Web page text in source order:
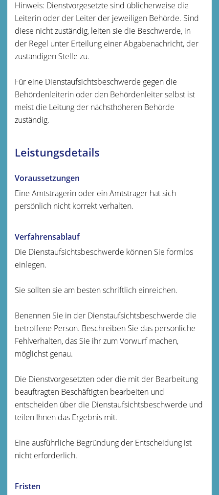
Hinweis: Dienstvorgesetzte sind üblicherweise die
Leiterin oder der Leiter der jeweiligen Behörde. Sind
diese nicht zuständig, leiten sie die Beschwerde, in
der Regel unter Erteilung einer Abgabenachricht, der
zuständigen Stelle zu.
Für eine Dienstaufsichtsbeschwerde gegen die
Behördenleiterin oder den Behördenleiter selbst ist
meist die Leitung der nächsthöheren Behörde
zuständig.
Leistungsdetails
Voraussetzungen
Eine Amtsträgerin oder ein Amtsträger hat sich
persönlich nicht korrekt verhalten.
Verfahrensablauf
Die Dienstaufsichtsbeschwerde können Sie formlos
einlegen.
Sie sollten sie am besten schriftlich einreichen.
Benennen Sie in der Dienstaufsichtsbeschwerde die
betroffene Person. Beschreiben Sie das persönliche
Fehlverhalten, das Sie ihr zum Vorwurf machen,
möglichst genau.
Die Dienstvorgesetzten oder die mit der Bearbeitung
beauftragten Beschäftigten bearbeiten und
entscheiden über die Dienstaufsichtsbeschwerde und
teilen Ihnen das Ergebnis mit.
Eine ausführliche Begründung der Entscheidung ist
nicht erforderlich.
Fristen